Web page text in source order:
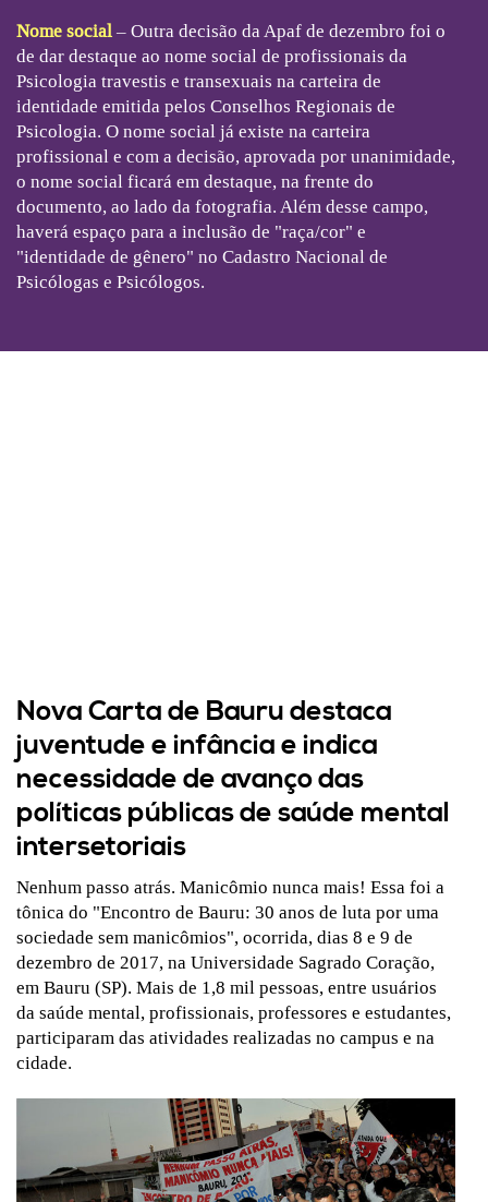
Nome social– Outra decisão da Apaf de dezembro foi o
de dar destaque ao nome social de profissionais da
Psicologia travestis e transexuais na carteira de
identidade emitida pelos Conselhos Regionais de
Psicologia. O nome social já existe na carteira
profissional e com a decisão, aprovada por unanimidade,
o nome social ficará em destaque, na frente do
documento, ao lado da fotografia. Além desse campo,
haverá espaço para a inclusão de "raça/cor" e
"identidade de gênero" no Cadastro Nacional de
Psicólogas e Psicólogos.
Nova Carta de Bauru destaca
juventude e infância e indica
necessidade de avanço das
políticas públicas de saúde mental
intersetoriais
Nenhum passo atrás. Manicômio nunca mais! Essa foi a
tônica do "Encontro de Bauru: 30 anos de luta por uma
sociedade sem manicômios", ocorrida, dias 8 e 9 de
dezembro de 2017, na Universidade Sagrado Coração,
em Bauru (SP). Mais de 1,8 mil pessoas, entre usuários
da saúde mental, profissionais, professores e estudantes,
participaram das atividades realizadas no campus e na
cidade.